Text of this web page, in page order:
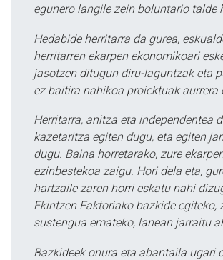
egunero langile zein boluntario talde
Hedabide herritarra da gurea,
herritarren ekarpen ekonomikoari
jasotzen ditugun diru-laguntzak eta
ez baitira nahikoa proiektuak aurrera
Herritarra, anitza eta independentea
kazetaritza egiten dugu, eta egiten
dugu. Baina horretarako, zure
ezinbestekoa zaigu. Hori dela eta,
hartzaile zaren horri eskatu nahi
Ekintzen Faktoriako bazkide egiteko,
sustengua emateko, lanean jarraitu
Bazkideek onura eta abantaila ugari